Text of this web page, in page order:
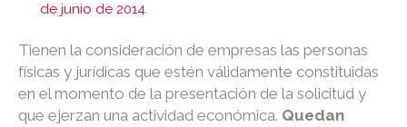
de junio de 2014.
Tienen la consideración de empresas las personas
físicas y jurídicas que estén válidamente constituidas
en el momento de la presentación de la solicitud y
que ejerzan una actividad económica. Quedan